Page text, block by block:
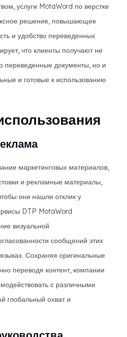
услуги MotaWord по верстке
решение, повышающее
и удобство переведенных
что клиенты получают не
переведенные документы, но и
и готовые к использованию
маркетинговых материалов,
и рекламные материалы,
они нашли отклик у
DTP MotaWord
визуальной
сообщений этих
Сохраняя оригинальные
переводя контент, компании
с различными
глобальный охват и